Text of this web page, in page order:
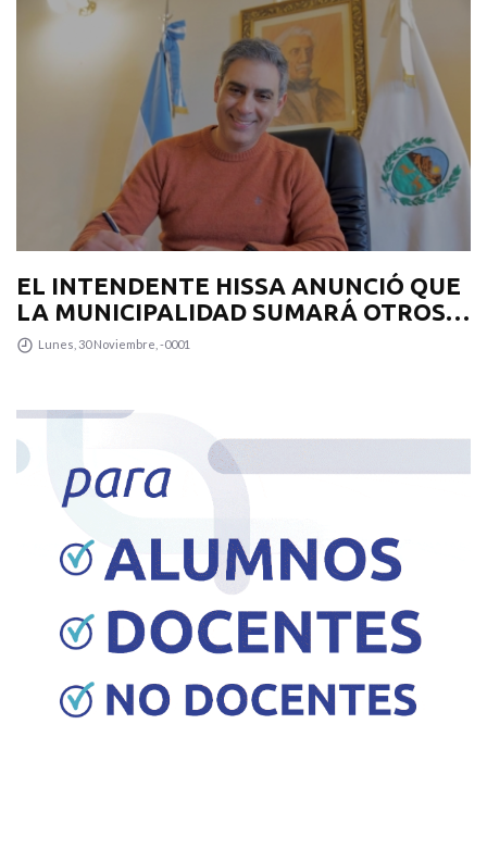
EL INTENDENTE HISSA ANUNCIÓ QUE
LA MUNICIPALIDAD SUMARÁ OTROS
12 COLECTIVOS 0KM PARA
Lunes, 30 Noviembre, -0001